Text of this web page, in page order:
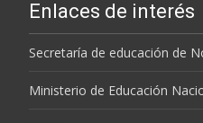
Enlaces de interés
Secretaría de educación de
Ministerio de Educación